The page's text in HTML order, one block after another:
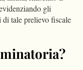
gli
tale prelievo fiscale